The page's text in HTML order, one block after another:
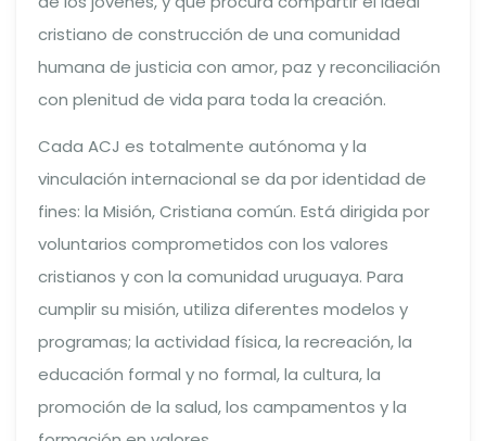
cristiano de construcción de una comunidad
humana de justicia con amor, paz y reconciliación
con plenitud de vida para toda la creación.
Cada ACJ es totalmente autónoma y la
vinculación internacional se da por identidad de
fines: la Misión, Cristiana común. Está dirigida por
voluntarios comprometidos con los valores
cristianos y con la comunidad uruguaya. Para
cumplir su misión, utiliza diferentes modelos y
programas; la actividad física, la recreación, la
educación formal y no formal, la cultura, la
promoción de la salud, los campamentos y la